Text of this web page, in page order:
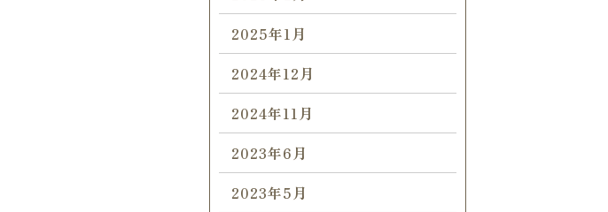
2025年1月
2024年12月
2024年11月
2023年6月
2023年5月